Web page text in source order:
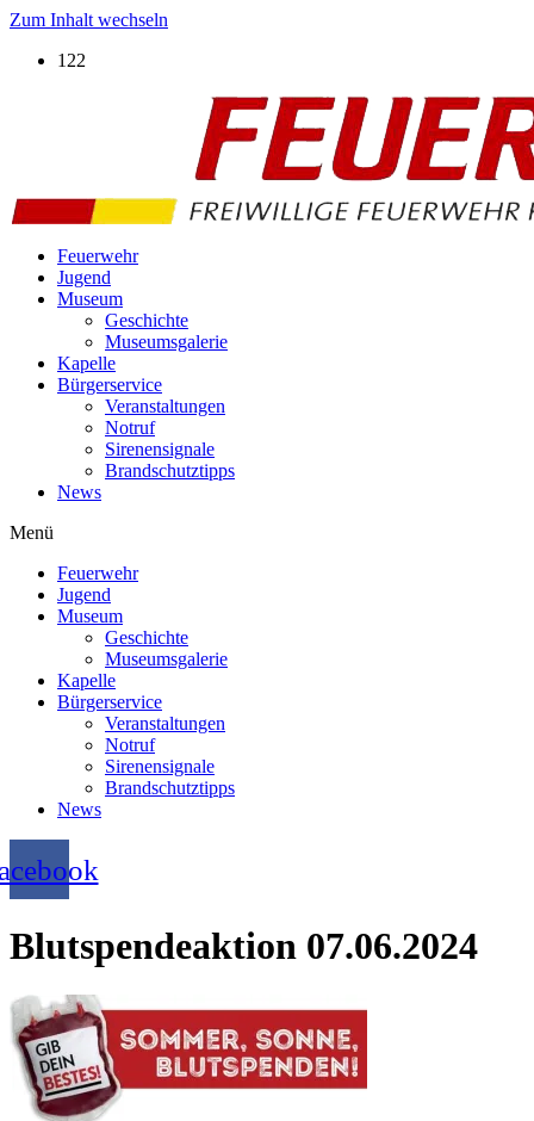
Zum Inhalt wechseln
122
Feuerwehr
Jugend
Museum
Geschichte
Museumsgalerie
Kapelle
Bürgerservice
Veranstaltungen
Notruf
Sirenensignale
Brandschutztipps
News
Menü
Feuerwehr
Jugend
Museum
Geschichte
Museumsgalerie
Kapelle
Bürgerservice
Veranstaltungen
Notruf
Sirenensignale
Brandschutztipps
News
Blutspendeaktion 07.06.2024